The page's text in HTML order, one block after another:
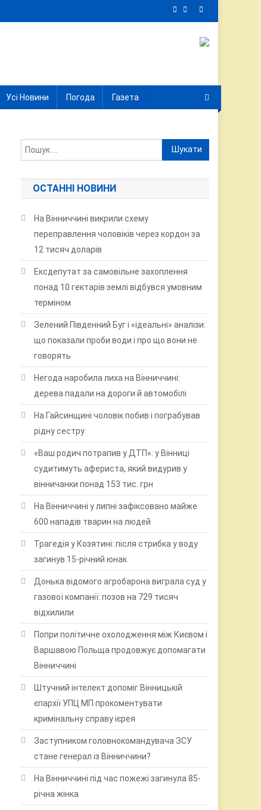
Усі Новини Погода Газета
Пошук:
ОСТАННІ НОВИНИ
На Вінниччині викрили схему
переправлення чоловіків через кордон за
12 тисяч доларів
Ексдепутат за самовільне захоплення
понад 10 гектарів землі відбувся умовним
терміном
Зелений Південний Буг і «ідеальні» аналізи:
що показали проби води і про що вони не
говорять
Негода наробила лиха на Вінниччині:
дерева падали на дороги й автомобілі
На Гайсинщині чоловік побив і пограбував
рідну сестру
«Ваш родич потрапив у ДТП»: у Вінниці
судитимуть афериста, який видурив у
вінничанки понад 153 тис. грн
На Вінниччині у липні зафіксовано майже
600 нападів тварин на людей
Трагедія у Козятині: після стрибка у воду
загинув 15-річний юнак
Донька відомого агробарона виграла суд у
газової компанії: позов на 729 тисяч
відхилили
Попри політичне охолодження між Києвом і
Варшавою Польща продовжує допомагати
Вінниччині
Штучний інтелект допоміг Вінницькій
єпархії УПЦ МП прокоментувати
кримінальну справу ієрея
Заступником головнокомандувача ЗСУ
стане генерал із Вінниччини?
На Вінниччині під час пожежі загинула 85-
річна жінка